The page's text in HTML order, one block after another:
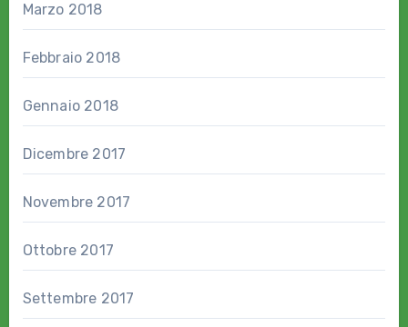
Marzo 2018
Febbraio 2018
Gennaio 2018
Dicembre 2017
Novembre 2017
Ottobre 2017
Settembre 2017